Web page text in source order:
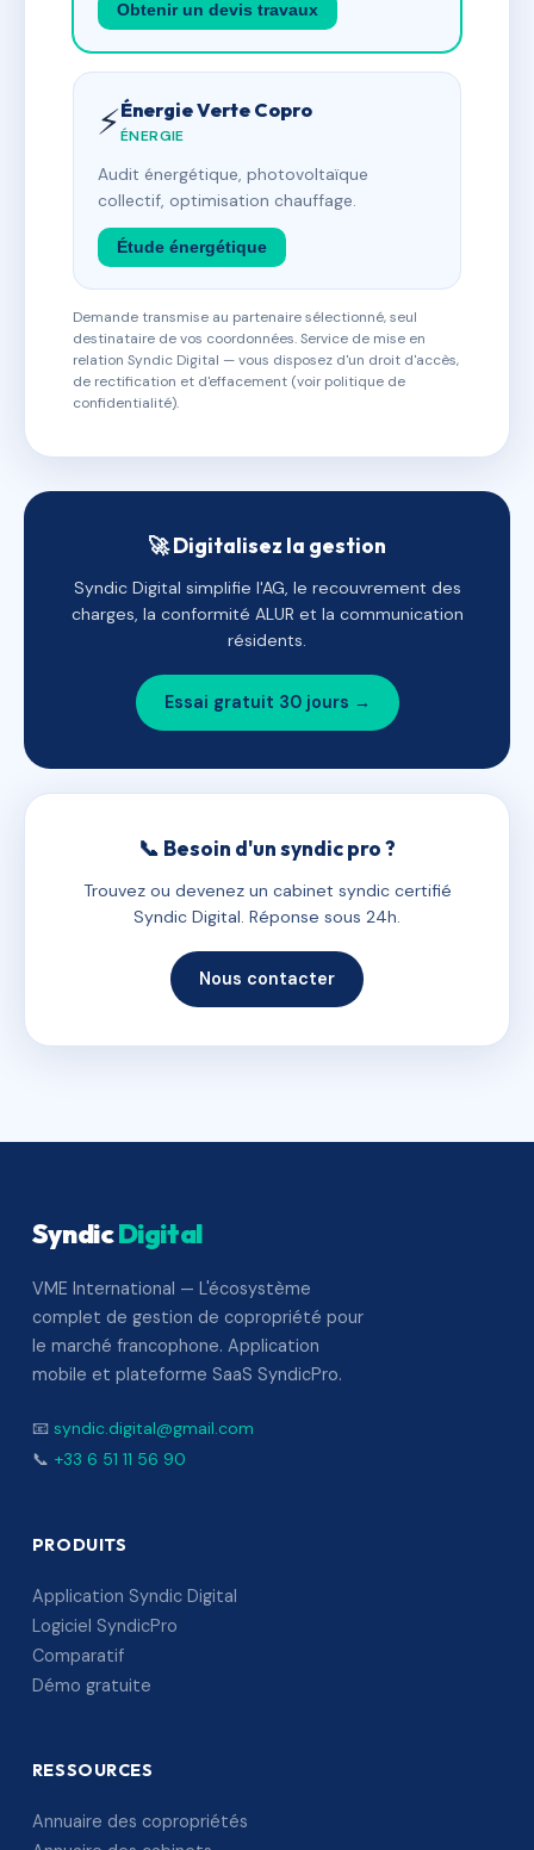
Obtenir un devis travaux
⚡Énergie Verte Copro
ÉNERGIE
Audit énergétique, photovoltaïque
collectif, optimisation chauffage.
Étude énergétique
Demande transmise au partenaire sélectionné, seul
destinataire de vos coordonnées. Service de mise en
relation Syndic Digital — vous disposez d'un droit d'accès,
de rectification et d'effacement (voir politique de
confidentialité).
🚀 Digitalisez la gestion
Syndic Digital simplifie l'AG, le recouvrement des
charges, la conformité ALUR et la communication
résidents.
Essai gratuit 30 jours →
📞 Besoin d'un syndic pro ?
Trouvez ou devenez un cabinet syndic certifié
Syndic Digital. Réponse sous 24h.
Nous contacter
SyndicDigital
VME International — L'écosystème
complet de gestion de copropriété pour
le marché francophone. Application
mobile et plateforme SaaS SyndicPro.
📧 syndic.digital@gmail.com
📞 +33 6 51 11 56 90
PRODUITS
Application Syndic Digital
Logiciel SyndicPro
Comparatif
Démo gratuite
RESSOURCES
Annuaire des copropriétés